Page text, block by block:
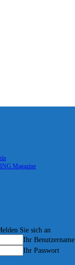
Magazine
Sie sich an
Ihr Benutzername
Ihr Passwort